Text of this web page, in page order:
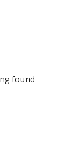
found